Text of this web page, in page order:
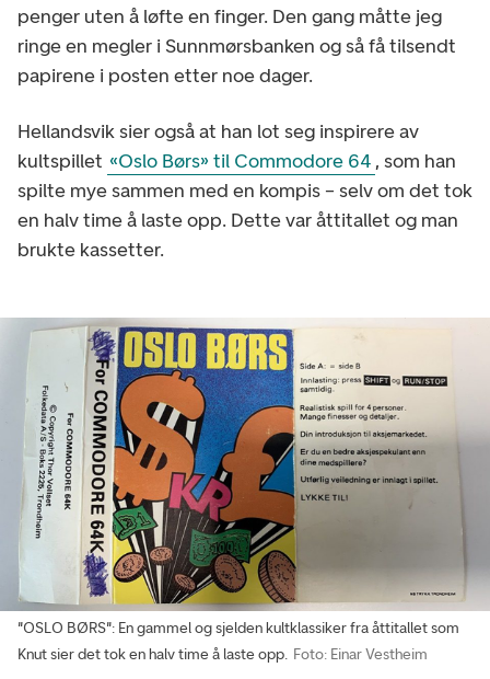
penger uten å løfte en finger. Den gang måtte jeg
ringe en megler i Sunnmørsbanken og så få tilsendt
papirene i posten etter noe dager.
Hellandsvik sier også at han lot seg inspirere av
kultspillet «Oslo Børs» til Commodore 64 , som han
spilte mye sammen med en kompis – selv om det tok
en halv time å laste opp. Dette var åttitallet og man
brukte kassetter.
"OSLO BØRS": En gammel og sjelden kultklassiker fra åttitallet som
Knut sier det tok en halv time å laste opp. Foto: Einar Vestheim